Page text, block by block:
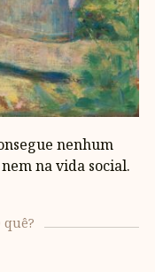
nenhum
na vida social.
quê?